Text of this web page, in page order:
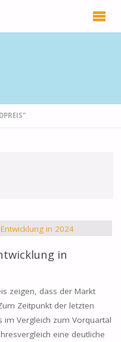
in
zeigen, dass der Markt
Zeitpunkt der letzten
Vergleich zum Vorquartal
eine deutliche